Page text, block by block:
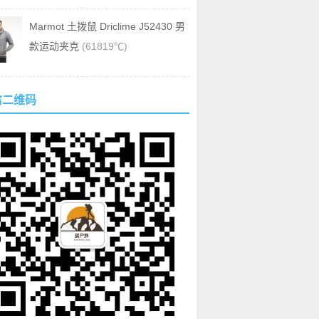
Marmot 土拨鼠 Driclime J52430 男
款运动夹克 (61819℃)
维码